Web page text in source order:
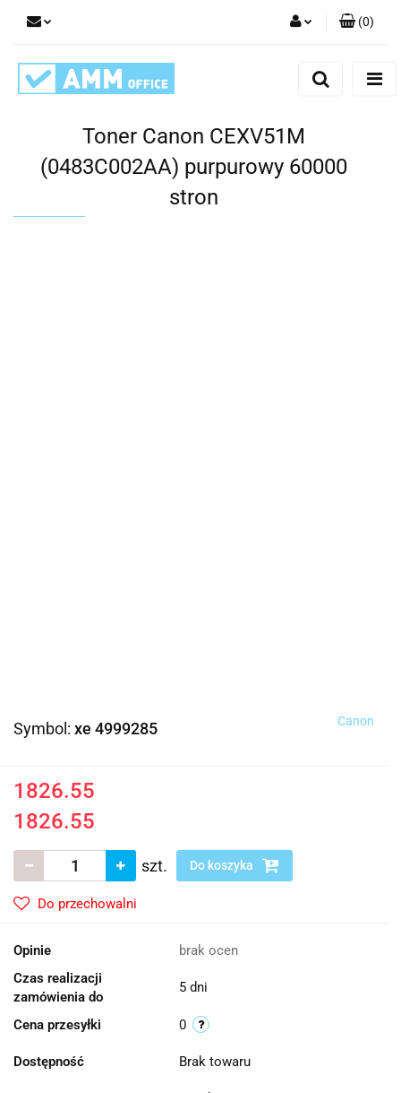
(0)
Toner Canon CEXV51M
(0483C002AA) purpurowy 60000
stron
Symbol: xe 4999285 Canon
1826.55
1826.55
szt. Do koszyka
Do przechowalni
Opinie
brak ocen
Czas realizacji
zamówienia do
5 dni
Cena przesyłki 0
Dostępność Brak towaru